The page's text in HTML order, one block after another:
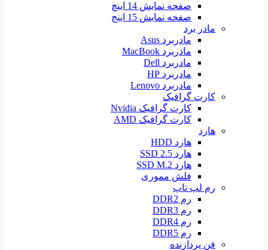
صفحه نمایش 14 اینچ
صفحه نمایش 15 اینج
مادر برد
مادربرد Asus
مادربرد MacBook
مادربرد Dell
مادربرد HP
مادربرد Lenovo
کارت گرافیک
کارت گرافیک Nvidia
کارت گرافیک AMD
هارد
هارد HDD
هارد SSD 2.5
هارد SSD M.2
فلش مموری
رم لپ تاپ
رم DDR2
رم DDR3
رم DDR4
رم DDR5
فن پردازنده